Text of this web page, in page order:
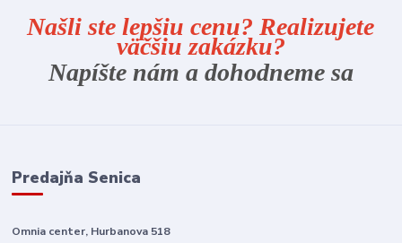
Našli ste lepšiu cenu? Realizujete
väčšiu zakázku?
Napíšte nám a dohodneme sa
Predajňa Senica
Omnia center, Hurbanova 518